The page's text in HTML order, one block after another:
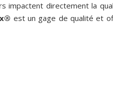
impactent directement la
est un gage de qualité et